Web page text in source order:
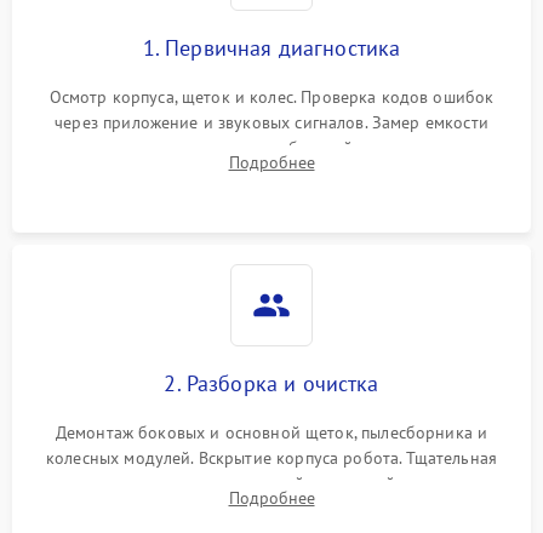
1. Первичная диагностика
Осмотр корпуса, щеток и колес. Проверка кодов ошибок
через приложение и звуковых сигналов. Замер емкости
аккумулятора и тестирование базовой станции зарядки.
Оценка работы лидара, бампера и датчиков падения для
Подробнее
2. Разборка и очистка
Демонтаж боковых и основной щеток, пылесборника и
колесных модулей. Вскрытие корпуса робота. Тщательная
очистка внутренних полостей, шестерней и плат от
скопившейся пыли, волос и шерсти животных с
Подробнее